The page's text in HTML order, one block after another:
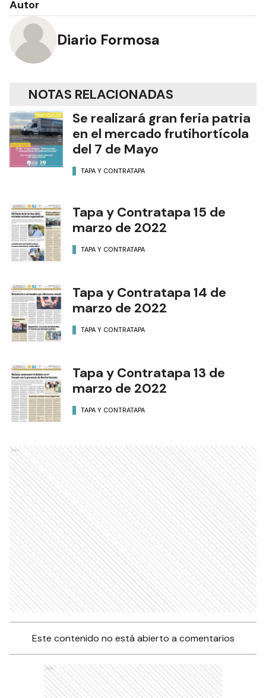
Autor
Diario Formosa
NOTAS RELACIONADAS
Se realizará gran feria patria
en el mercado frutihortícola
del 7 de Mayo
TAPA Y CONTRATAPA
Tapa y Contratapa 15 de
marzo de 2022
TAPA Y CONTRATAPA
Tapa y Contratapa 14 de
marzo de 2022
TAPA Y CONTRATAPA
Tapa y Contratapa 13 de
marzo de 2022
TAPA Y CONTRATAPA
Ads
Este contenido no está abierto a comentarios
Ads